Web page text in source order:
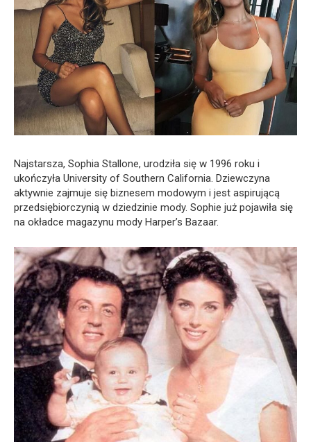
Najstarsza, Sophia Stallone, urodziła się w 1996 roku i
ukończyła University of Southern California. Dziewczyna
aktywnie zajmuje się biznesem modowym i jest aspirującą
przedsiębiorczynią w dziedzinie mody. Sophie już pojawiła się
na okładce magazynu mody Harper’s Bazaar.